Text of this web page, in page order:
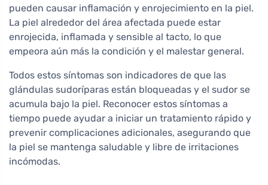
pueden causar inflamación y enrojecimiento en la piel.
La piel alrededor del área afectada puede estar
enrojecida, inflamada y sensible al tacto, lo que
empeora aún más la condición y el malestar general.
Todos estos síntomas son indicadores de que las
glándulas sudoríparas están bloqueadas y el sudor se
acumula bajo la piel. Reconocer estos síntomas a
tiempo puede ayudar a iniciar un tratamiento rápido y
prevenir complicaciones adicionales, asegurando que
la piel se mantenga saludable y libre de irritaciones
incómodas.